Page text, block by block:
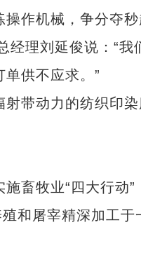
作机械，争分夺秒
经理刘延俊说：“我
供不应求。”
带动力的纺织印染
畜牧业“四大行动”
和屠宰精深加工于